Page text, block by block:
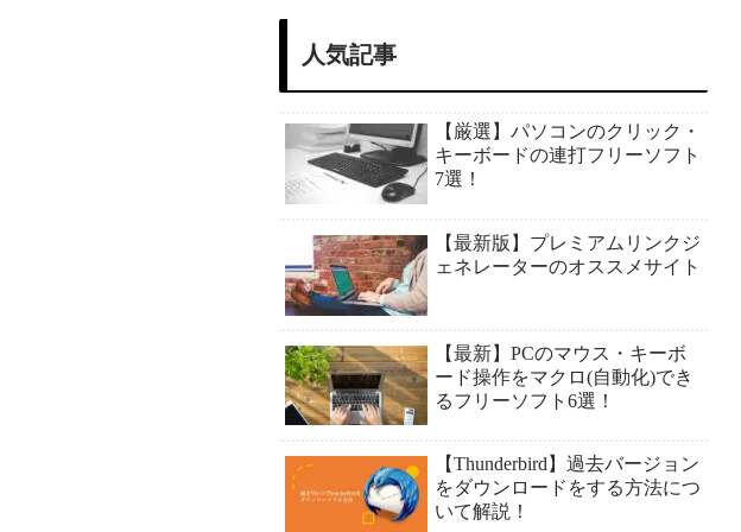
人気記事
【厳選】パソコンのクリック・
キーボードの連打フリーソフト
7選！
【最新版】プレミアムリンクジ
ェネレーターのオススメサイト
【最新】PCのマウス・キーボ
ード操作をマクロ(自動化)でき
るフリーソフト6選！
【Thunderbird】過去バージョン
をダウンロードをする方法につ
いて解説！